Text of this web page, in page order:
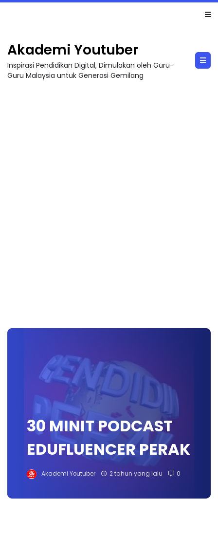
Akademi Youtuber
Inspirasi Pendidikan Digital, Dimulakan oleh Guru-
Guru Malaysia untuk Generasi Gemilang
30 MINIT PODCAST
EDUFLUENCER PERAK
Akademi Youtuber 2 tahun yang lalu 0